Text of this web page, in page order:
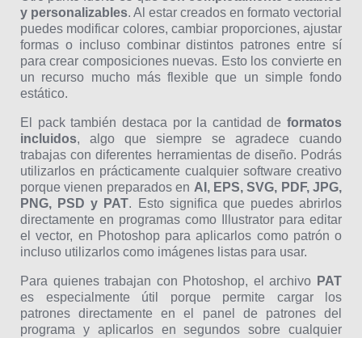
y personalizables. Al estar creados en formato vectorial
puedes modificar colores, cambiar proporciones, ajustar
formas o incluso combinar distintos patrones entre sí
para crear composiciones nuevas. Esto los convierte en
un recurso mucho más flexible que un simple fondo
estático.
El pack también destaca por la cantidad de formatos
incluidos, algo que siempre se agradece cuando
trabajas con diferentes herramientas de diseño. Podrás
utilizarlos en prácticamente cualquier software creativo
porque vienen preparados en AI, EPS, SVG, PDF, JPG,
PNG, PSD y PAT. Esto significa que puedes abrirlos
directamente en programas como Illustrator para editar
el vector, en Photoshop para aplicarlos como patrón o
incluso utilizarlos como imágenes listas para usar.
Para quienes trabajan con Photoshop, el archivo PAT
es especialmente útil porque permite cargar los
patrones directamente en el panel de patrones del
programa y aplicarlos en segundos sobre cualquier